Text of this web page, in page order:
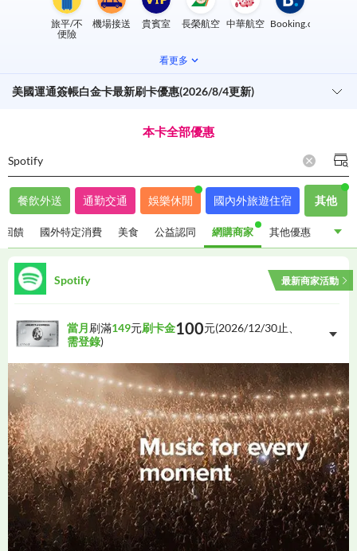
旅平/不
便險
機場接送 貴賓室 長榮航空 中華航空 Booking.com
看更多
美國運通簽帳白金卡最新刷卡優惠(2026/8/4更新)
本卡全部優惠
Spotify
餐飲外送 通勤交通 娛樂休閒 國內外旅遊住宿 其他
指定通路現金回饋 公益認同
網購商家
回饋 國外特定消費 美食 公益認同 網購商家 其他優惠
Spotify 最新商家活動
當月刷滿149元刷卡金100元(2026/12/30止、
需登錄)